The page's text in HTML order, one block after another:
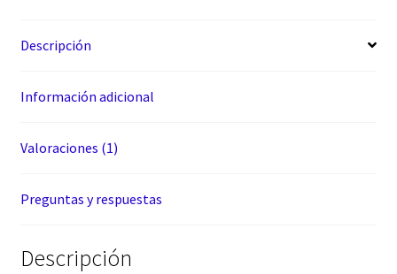
Descripción
Información adicional
Valoraciones (1)
Preguntas y respuestas
Descripción